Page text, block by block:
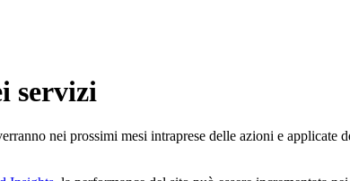
servizi
nei prossimi mesi intraprese delle azioni e